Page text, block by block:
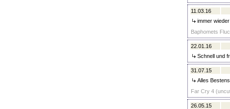
11.03.16
immer wieder
Baphomets
22.01.16
Schnell und
31.07.15
Alles
Far Cry 4
26.05.15